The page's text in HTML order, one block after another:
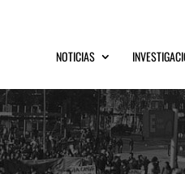
NOTICIAS